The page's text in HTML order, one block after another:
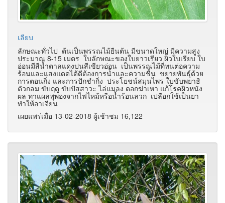
เลียบ
ลักษณะทั่วไป ต้นเป็นพรรณไม้ยืนต้น มีขนาดใหญ่ มีความสูง
ประมาณ 8-15 เมตร ใบลักษณะของใบยาวเรียว ผิวใบเรียบ ใบ
อ่อนมีสีน้ำตาลแดงปนสีเขียวอ่อน เป็นพรรณไม้ที่ทนต่อความ
ร้อนและแสงแดดได้ดีต้องการน้ำและความชื้น ขยายพันธุ์ด้วย
การตอนกิ่ง และการปักชำกิ่ง ประโยชน์สมุนไพร ใบขับพยาธิ
ตัวกลม ขับฤดู ขับปัสสาวะ ไล่แมลง ดอกฆ่าเหา แก้โรคผิวหนัง
ผล ทาแผลพุพองจากไฟไหม้หรือน้ำร้อนลวก เปลือกใช้เป็นยา
ทำให้อาเจียน
เผยแพร่เมื่อ 13-02-2018 ผู้เช้าชม 16,122